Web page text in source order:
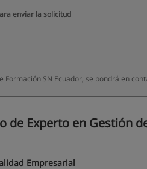
enviar la solicitud
Formación SN Ecuador, se pondrá en
de Experto en Gestión
Empresarial